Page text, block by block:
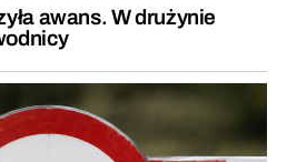
awans. W drużynie